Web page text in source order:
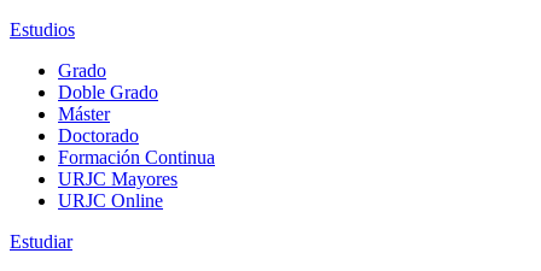
Estudios
Grado
Doble Grado
Máster
Doctorado
Formación Continua
URJC Mayores
URJC Online
Estudiar